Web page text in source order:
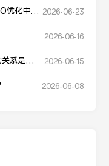
优化中起 2026-06-23
2026-06-16
系是什
2026-06-15
2026-06-08